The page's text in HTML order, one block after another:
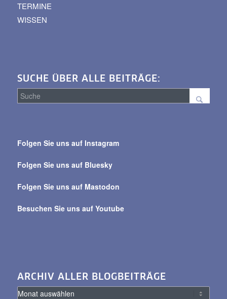
TERMINE
WISSEN
SUCHE ÜBER ALLE BEITRÄGE:
alle
Folgen Sie uns auf Instagram
Folgen Sie uns auf Bluesky
Folgen Sie uns auf Mastodon
Besuchen Sie uns auf Youtube
ARCHIV ALLER BLOGBEITRÄGE